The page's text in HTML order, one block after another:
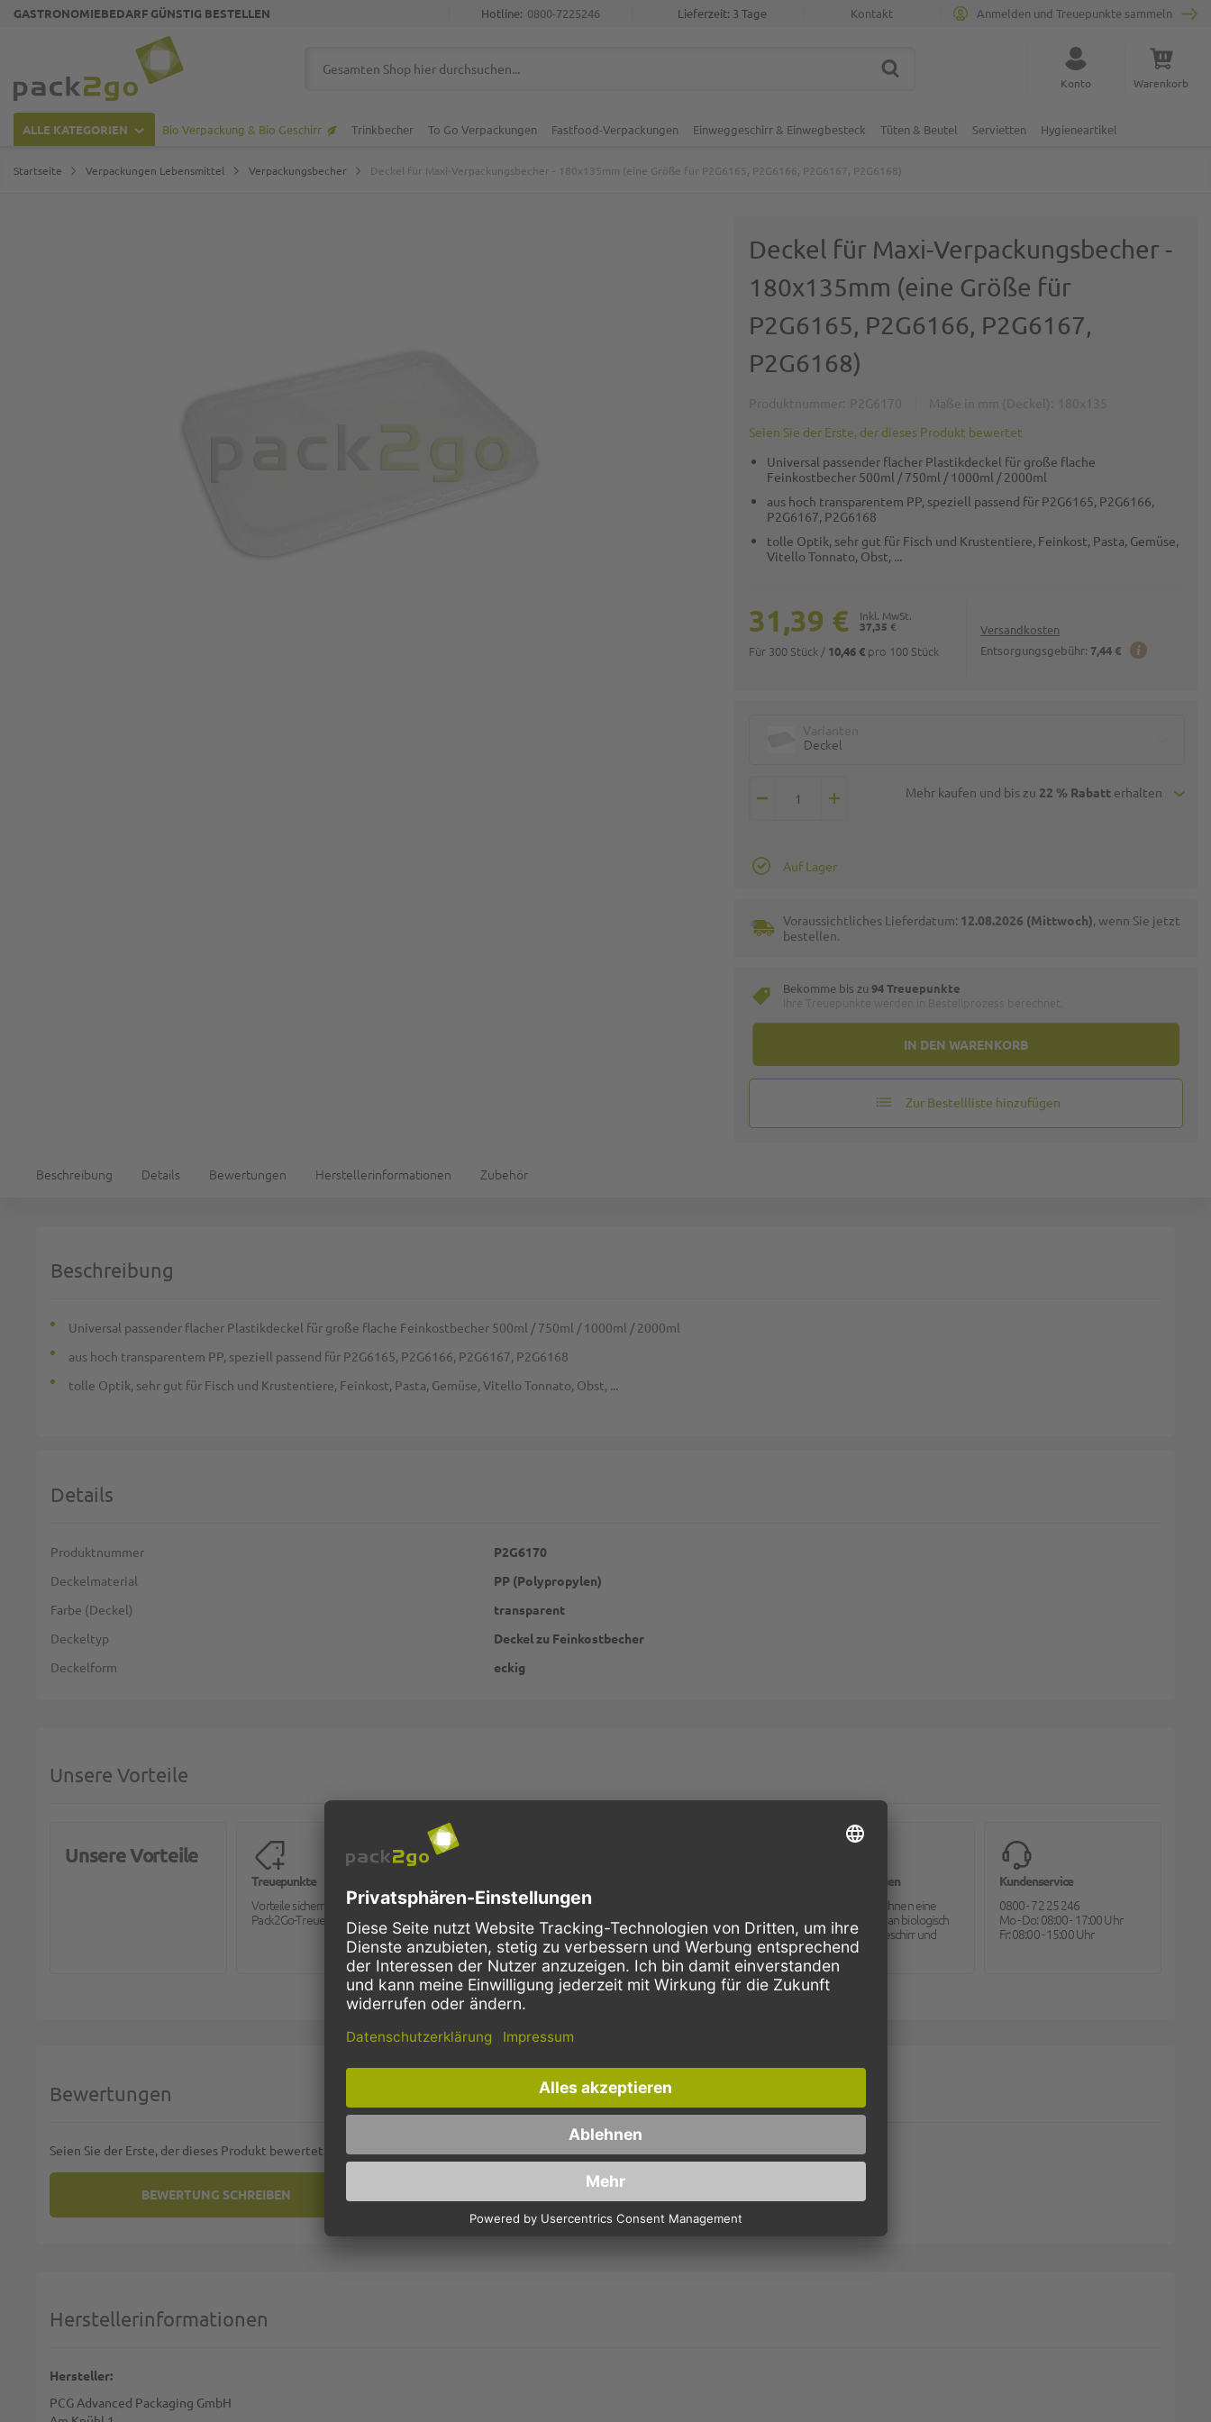
GASTRONOMIEBEDARF GÜNSTIG BESTELLEN Kontakt
Lieferzeit: 3 Tage
Hotline: 0800-7225246 Anmelden und Treuepunkte sammeln
Suche schließen
SUCHE Konto Warenkorb
ALLE KATEGORIEN Bio Verpackung & Bio Geschirr Trinkbecher To Go Verpackungen Fastfood-Verpackungen Einweggeschirr & Einwegbesteck Tüten & Beutel Servietten Hygieneartikel
Startseite Verpackungen Lebensmittel Verpackungsbecher Deckel für Maxi-Verpackungsbecher - 180x135mm (eine Größe für P2G6165, P2G6166, P2G6167, P2G6168)
Deckel für Maxi-Verpackungsbecher -
180x135mm (eine Größe für
P2G6165, P2G6166, P2G6167,
P2G6168)
Seien Sie der Erste, der dieses Produkt bewertet
Universal passender flacher Plastikdeckel für große flache
Feinkostbecher 500ml / 750ml / 1000ml / 2000ml
aus hoch transparentem PP, speziell passend für P2G6165, P2G6166,
P2G6167, P2G6168
tolle Optik, sehr gut für Fisch und Krustentiere, Feinkost, Pasta, Gemüse,
Vitello Tonnato, Obst, ...
Versandkosten
Entsorgungsgebühr: 7,44 €
37,35 €
31,39 €
Für 300 Stück / 10,46 € pro 100 Stück
Deckel
Mehr kaufen und bis zu 22 % Rabatterhalten
IN DEN WARENKORB
Auf Lager
Voraussichtliches Lieferdatum: 12.08.2026 (Mittwoch), wenn Sie jetzt
bestellen.
Bekomme bis zu94 Treuepunkte
Zur Bestellliste hinzufügen
Beschreibung Details Bewertungen Herstellerinformationen Zubehör
Beschreibung
Universal passender flacher Plastikdeckel für große flache Feinkostbecher 500ml / 750ml / 1000ml / 2000ml
aus hoch transparentem PP, speziell passend für P2G6165, P2G6166, P2G6167, P2G6168
tolle Optik, sehr gut für Fisch und Krustentiere, Feinkost, Pasta, Gemüse, Vitello Tonnato, Obst, ...
Details
Weitere Informationen
Produktnummer
P2G6170
Deckelmaterial
PP (Polypropylen)
Farbe (Deckel)
transparent
Deckeltyp
Deckel zu Feinkostbecher
Deckelform
eckig
Unsere Vorteile
Unsere Vorteile
Treuepunkte
Vorteile sichern mit dem
Pack2Go-Treueprogramm.
Bestellungen bis 10 Uhr,
werden in der Regel noch am
selben Tag verschickt.
Bestellungen ab 150,- Euro
Netto-Warenwert.
Bioverpackungen
Pack2go bietet Ihnen eine
große Auswahl an biologisch
abbaubarem Geschirr und
Besteck.
Kundenservice
0800 - 72 25 246
Mo - Do: 08:00 - 17:00 Uhr
Fr: 08:00 - 15:00 Uhr
Bewertungen
Seien Sie der Erste, der dieses Produkt bewertet
BEWERTUNG SCHREIBEN
DECKEL FÜR MAXI-VERPACKUNGSBECHER - 180X135MM (EINE GRÖSSE FÜR P2G6165, P2G6166, P2G6167, P2G6168)
Zusammenfassung:
Herstellerinformationen
Hersteller:
PCG Advanced Packaging GmbH